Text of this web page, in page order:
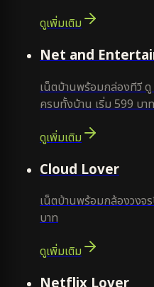
ดูเพิ่มเติม
Net and
เน็ตบ้านพร้อมกล่องทีวี
ครบทั้งบ้าน เริ่ม 599 บาท
ดูเพิ่มเติม
Cloud Lover
เน็ตบ้านพร้อมกล้องวงจ
บาท
ดูเพิ่มเติม